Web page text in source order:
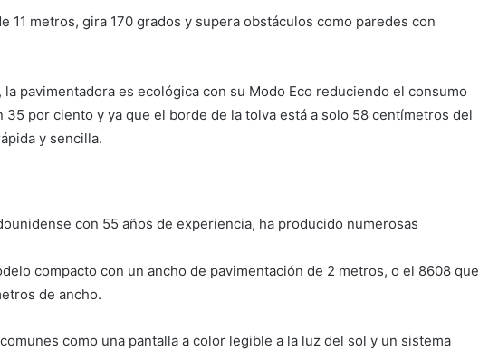
11 metros, gira 170 grados y supera obstáculos como paredes con
la pavimentadora es ecológica con su Modo Eco reduciendo el consumo
35 por ciento y ya que el borde de la tolva está a solo 58 centímetros del
y sencilla.
con 55 años de experiencia, ha producido numerosas
compacto con un ancho de pavimentación de 2 metros, o el 8608 que
de ancho.
como una pantalla a color legible a la luz del sol y un sistema